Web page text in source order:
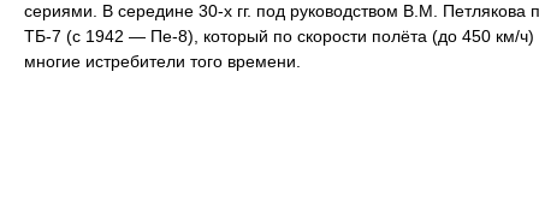
сериями. В середине 30-х гг. под руководством В.М. Петлякова
ТБ-7 (с 1942 — Пе-8), который по скорости полёта (до 450 км/ч)
многие истребители того времени.